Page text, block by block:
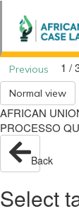
Previous 1 /
Normal view
AFRICAN
PROCESSO
Back
Select